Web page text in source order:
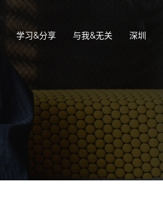
学习&分享 与我&无关 深圳